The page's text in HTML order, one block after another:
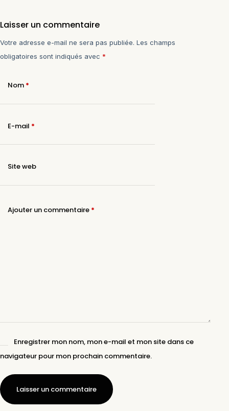
Laisser un commentaire
Votre adresse e-mail ne sera pas publiée. Les champs
obligatoires sont indiqués avec *
Nom *
E-mail *
Site web
Ajouter un commentaire *
Enregistrer mon nom, mon e-mail et mon site dans ce
navigateur pour mon prochain commentaire.
Laisser un commentaire